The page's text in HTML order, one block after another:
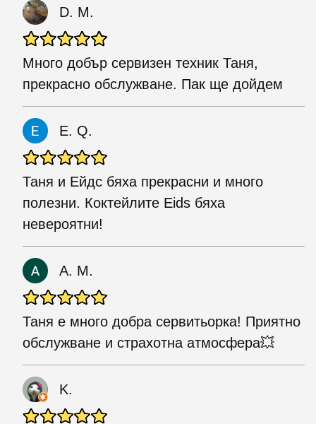
D. M.
Много добър сервизен техник Таня,
прекрасно обслужване. Пак ще дойдем
E. Q.
Таня и Ейдс бяха прекрасни и много
полезни. Коктейлите Eids бяха
невероятни!
А. М.
Таня е много добра сервитьорка! Приятно
обслужване и страхотна атмосфера💥
K.